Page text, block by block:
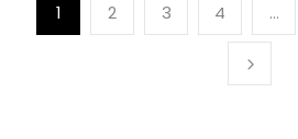
1 2 3 4 …